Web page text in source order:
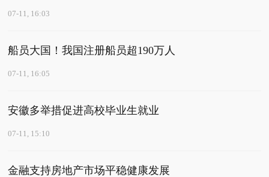
07-11, 16:03
船员大国！我国注册船员超190万人
07-11, 16:05
安徽多举措促进高校毕业生就业
07-11, 15:10
金融支持房地产市场平稳健康发展